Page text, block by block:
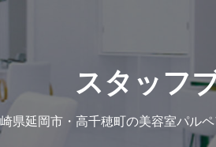
スタッフ
県延岡市・高千穂町の美容室パル